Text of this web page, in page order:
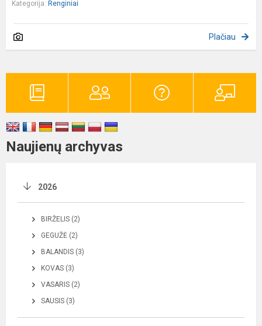
Kategorija: Renginiai
Plačiau
Naujienų archyvas
2026
BIRŽELIS (2)
GEGUŽĖ (2)
BALANDIS (3)
KOVAS (3)
VASARIS (2)
SAUSIS (3)